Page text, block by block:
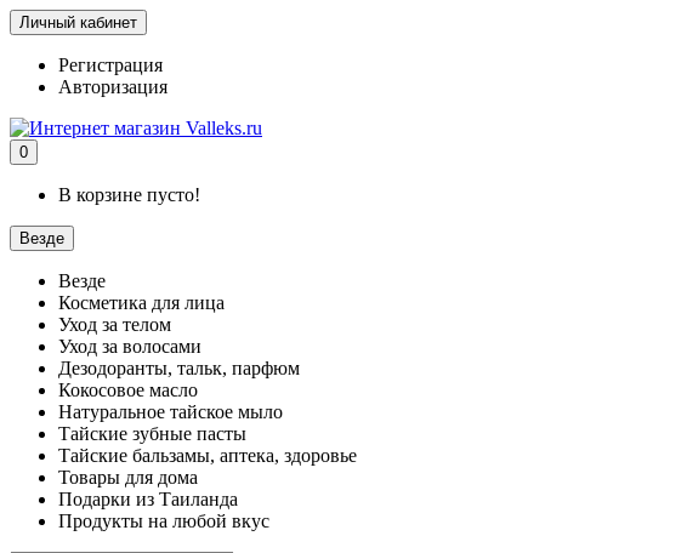
Личный кабинет
Регистрация
Авторизация
0
В корзине пусто!
Везде
Везде
Косметика для лица
Уход за телом
Уход за волосами
Дезодоранты, тальк, парфюм
Кокосовое масло
Натуральное тайское мыло
Тайские зубные пасты
Тайские бальзамы, аптека, здоровье
Товары для дома
Подарки из Таиланда
Продукты на любой вкус